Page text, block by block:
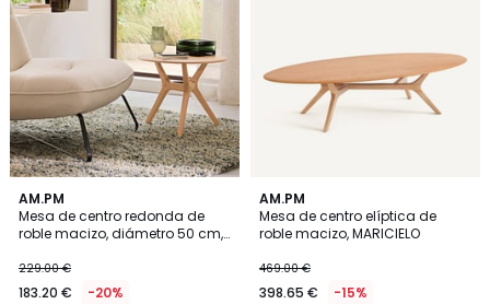
AM.PM
Mesa de centro redonda de
roble macizo, diámetro 50 cm,
229.00 €
183.20 € -20%
5
/
5
AM.PM
Mesa de centro elíptica de
roble macizo, MARICIELO
469.00 €
398.65 € -15%
5
/
5